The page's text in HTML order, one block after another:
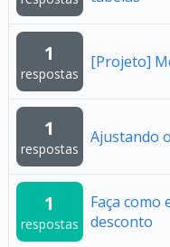
1
respostas
[Projeto]
1
respostas
Ajustando
1
respostas
Faça como
desconto